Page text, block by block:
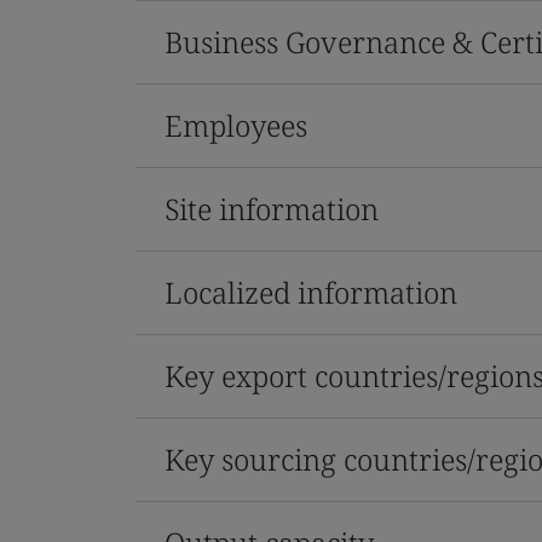
Business Governance &
Employees
Site information
Localized information
Key export countries/regions
Key sourcing countries/